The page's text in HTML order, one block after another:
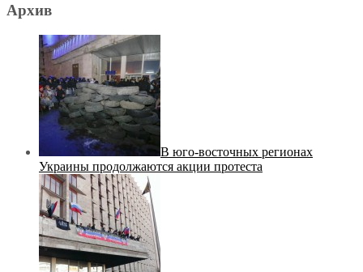
Архив
В юго-восточных регионах
Украины продолжаются акции протеста